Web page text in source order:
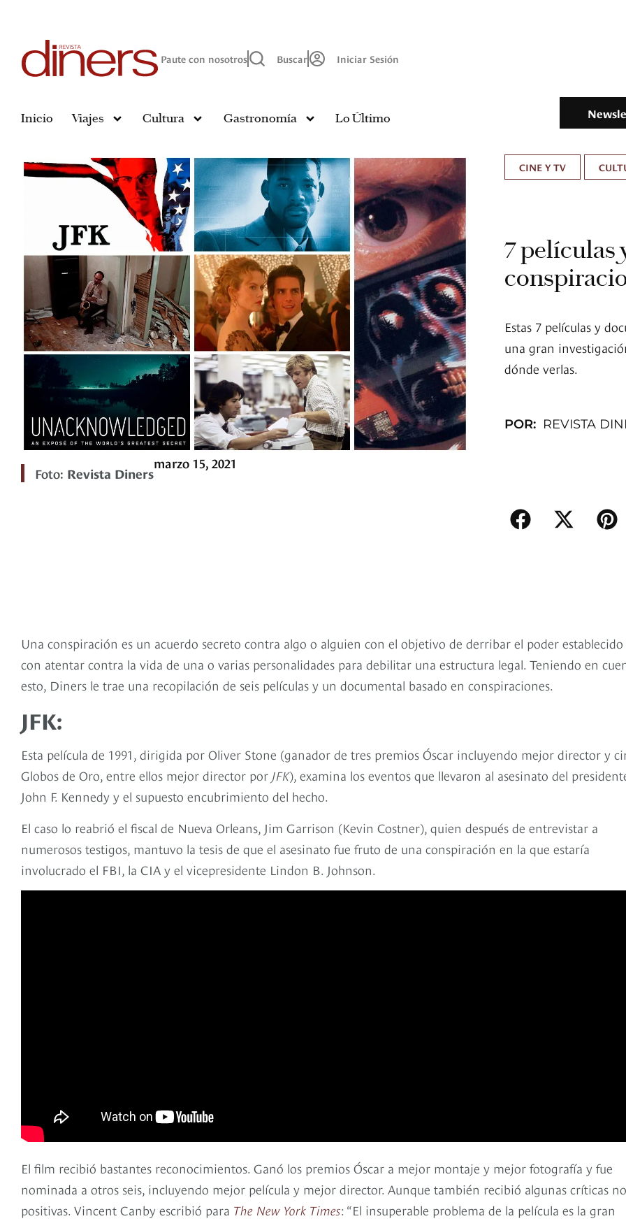
Paute con nosotros Buscar Iniciar Sesión
Inicio Viajes Cultura Gastronomía Lo Último
Foto: Revista Diners
marzo 15, 2021
CINE Y TV
7 películas
Estas 7 películas y
una gran
dónde verlas.
POR: REVISTA
Una conspiración es un acuerdo secreto contra algo o alguien con el objetivo de derribar el poder establecido
con atentar contra la vida de una o varias personalidades para debilitar una estructura legal. Teniendo en
esto, Diners le trae una recopilación de seis películas y un documental basado en conspiraciones.
JFK:
Esta película de 1991, dirigida por Oliver Stone (ganador de tres premios Óscar incluyendo mejor director y
Globos de Oro, entre ellos mejor director por JFK), examina los eventos que llevaron al asesinato del
John F. Kennedy y el supuesto encubrimiento del hecho.
El caso lo reabrió el fiscal de Nueva Orleans, Jim Garrison (Kevin Costner), quien después de entrevistar a
numerosos testigos, mantuvo la tesis de que el asesinato fue fruto de una conspiración en la que estaría
involucrado el FBI, la CIA y el vicepresidente Lindon B. Johnson.
El film recibió bastantes reconocimientos. Ganó los premios Óscar a mejor montaje y mejor fotografía y fue
nominada a otros seis, incluyendo mejor película y mejor director. Aunque también recibió algunas críticas
positivas. Vincent Canby escribió para The New York Times: “El insuperable problema de la película es la gran